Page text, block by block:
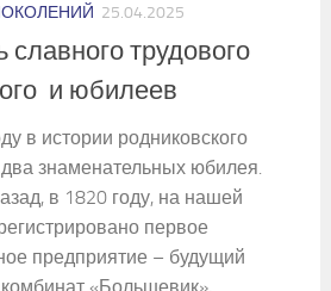
25.04.2025
славного трудового
и юбилеев
в истории родниковского
два знаменательных юбилея.
в 1820 году, на нашей
первое
предприятие – будущий